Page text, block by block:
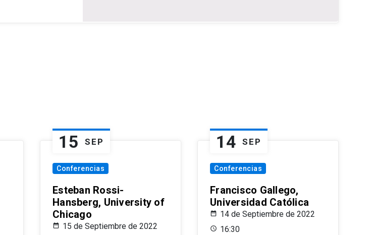
15 SEP
Conferencias
Esteban Rossi-
Hansberg, University of
Chicago
15 de Septiembre de 2022
14 SEP
Conferencias
Francisco Gallego,
Universidad Católica
14 de Septiembre de 2022
16:30